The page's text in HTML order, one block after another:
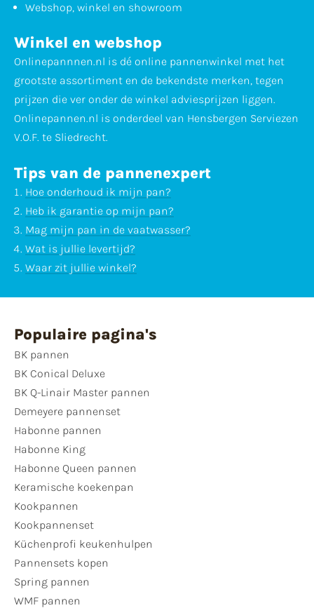
Webshop, winkel en showroom
Winkel en webshop
Onlinepannnen.nl is dé online pannenwinkel met het
grootste assortiment en de bekendste merken, tegen
prijzen die ver onder de winkel adviesprijzen liggen.
Onlinepannen.nl is onderdeel van Hensbergen Serviezen
V.O.F. te Sliedrecht.
Tips van de pannenexpert
Hoe onderhoud ik mijn pan?
Heb ik garantie op mijn pan?
Mag mijn pan in de vaatwasser?
Wat is jullie levertijd?
Waar zit jullie winkel?
Populaire pagina's
BK pannen
BK Conical Deluxe
BK Q-Linair Master pannen
Demeyere pannenset
Habonne pannen
Habonne King
Habonne Queen pannen
Keramische koekenpan
Kookpannen
Kookpannenset
Küchenprofi keukenhulpen
Pannensets kopen
Spring pannen
WMF pannen